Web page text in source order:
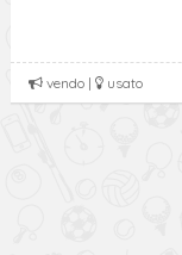
vendo | usato